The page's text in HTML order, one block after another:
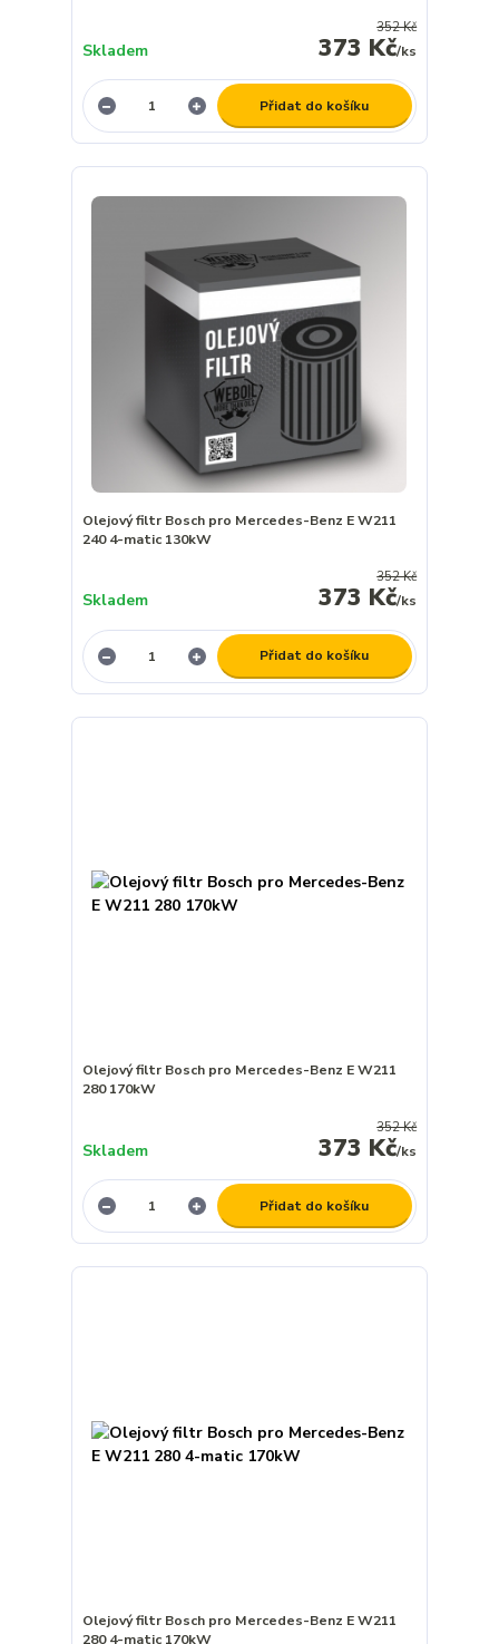
352 Kč
373 Kč/ks
Skladem
Přidat do košíku
Olejový filtr Bosch pro Mercedes-Benz E W211
240 4-matic 130kW
352 Kč
373 Kč/ks
Skladem
Přidat do košíku
Olejový filtr Bosch pro Mercedes-Benz E W211
280 170kW
352 Kč
373 Kč/ks
Skladem
Přidat do košíku
Olejový filtr Bosch pro Mercedes-Benz E W211
280 4-matic 170kW